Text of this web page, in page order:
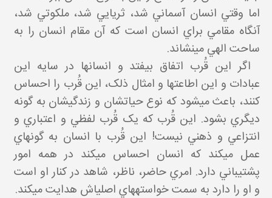
اما وقتي انسان آسماني شد، ثريايي شد، ملکوتي شد،
آن گاه مقامي براي انسان است که آن مقام انسان را به
ساحت الهي مي نشاند.
اگر اين قُرب اتفاق بيفتد و انسان ها در سايه اين
عبادات و اين اطاعت ها و امثال ذلک، اين قُرب را احساس
کنند، باعث مي شود که نوع حياتشان و زندگي شان به گونه
ديگري بشود. اين قُرب که يک قُرب لفظي و اعتباري و
انتزاعي و ذهني نيست! اين قُرب با انسان به گونه اي
عمل مي کند که انسان احساس مي کند در همه امور
پشتيباني دارد. امري حاضر، ناظر، شاهد در کنار او است
و او را دارد به سمت خواسته هاي اصلي اش هدايت مي کند.